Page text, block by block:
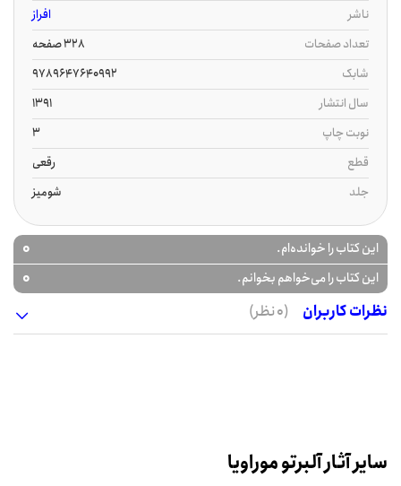
ناشر
افراز
تعداد صفحات
328 صفحه
شابک
9789647640992
سال انتشار
1391
نوبت چاپ
3
قطع
رقعی
جلد
شومیز
این کتاب را خوانده‌ام. 0
این کتاب را می‌خواهم بخوانم.
0
نظرات کاربران
(0 نظر)
سایر آثار آلبرتو موراویا